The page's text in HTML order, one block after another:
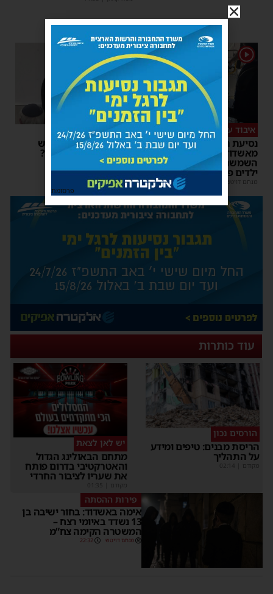
1
איבוד עשתונות
נסיעת האימים באוטובוס
מאשדוד: הנהג ניפץ את
השמשה לעיני הנוסעים –
ילדים פרצו בבכי
מנחם דויטש
1
צפו
על מה שוחחו מ"מ ראש
העיר והחיד"א אברג׳ל?
יוסי יחזקאלי |
עוד כותרות
הורסים נכון
הריסת מבנים: טיפים ומידע
על התהליך
מקודם
יש לאן לצאת
מתחם הבאולינג הגדול
והאטרקטיבי בדרום פותח
את שעריו לציבור החרדי
מקודם
פירות ההסתה
אימה באשדוד: בחור ישיבה בן
13 נשדד באיומי רצח –
המשטרה הקימה צח”מ
מנחם דויטש 22:32
פרסומת